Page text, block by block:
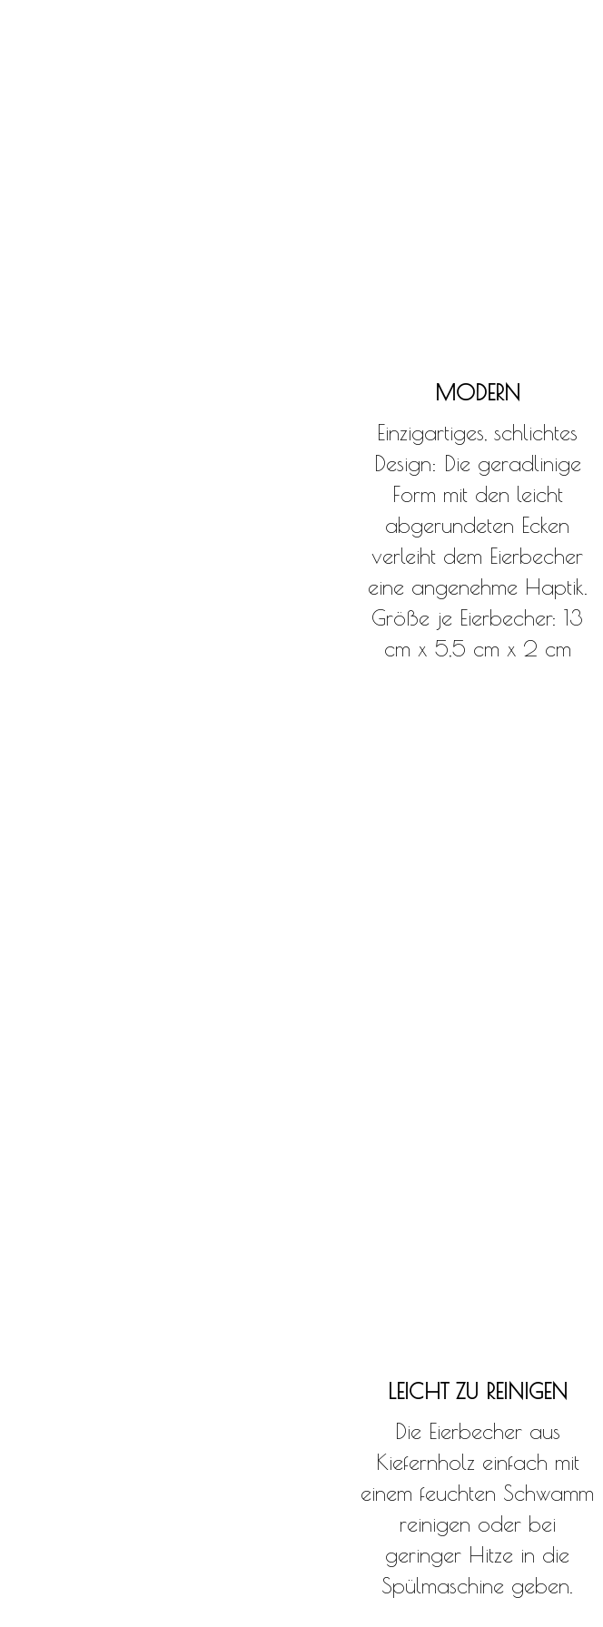
MODERN
Einzigartiges, schlichtes
Design: Die geradlinige
Form mit den leicht
abgerundeten Ecken
verleiht dem Eierbecher
eine angenehme Haptik.
Größe je Eierbecher: 13
cm x 5,5 cm x 2 cm
LEICHT ZU REINIGEN
Die Eierbecher aus
Kiefernholz einfach mit
einem feuchten Schwamm
reinigen oder bei
geringer Hitze in die
Spülmaschine geben.